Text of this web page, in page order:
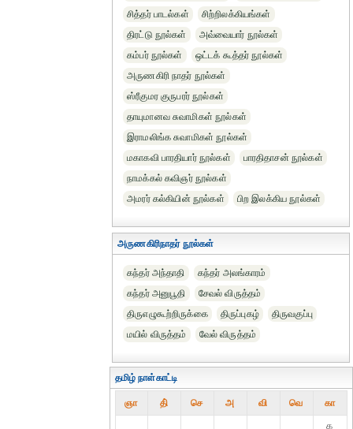
சித்தர் பாடல்கள்
சிற்றிலக்கியங்கள்
திரட்டு நூல்கள்
அவ்வையார் நூல்கள்
கம்பர் நூல்கள்
ஒட்டக் கூத்தர் நூல்கள்
அருணகிரி நாதர் நூல்கள்
ஸ்ரீகுமர குருபரர் நூல்கள்
தாயுமானவ சுவாமிகள் நூல்கள்
இராமலிங்க சுவாமிகள் நூல்கள்
மகாகவி பாரதியார் நூல்கள்
பாரதிதாசன் நூல்கள்
நாமக்கல் கவிஞர் நூல்கள்
அமரர் கல்கியின் நூல்கள்
பிற இலக்கிய நூல்கள்
அருணகிரிநாதர் நூல்கள்
கந்தர் அந்தாதி
கந்தர் அலங்காரம்
கந்தர் அனுபூதி
சேவல் விருத்தம்
திருஎழுகூற்றிருக்கை
திருப்புகழ்
திருவகுப்பு
மயில் விருத்தம்
வேல் விருத்தம்
தமிழ் நாள்காட்டி
ஞா தி் செ அ வி வெ கா
௧